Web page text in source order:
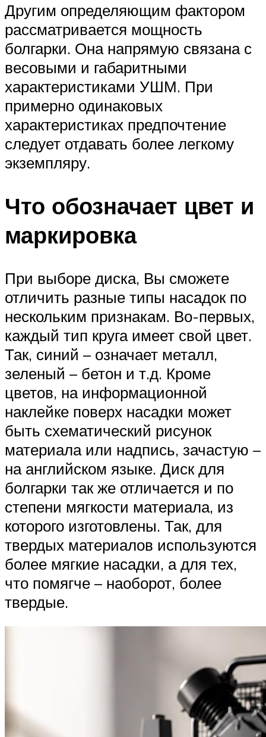
Другим определяющим фактором
рассматривается мощность
болгарки. Она напрямую связана с
весовыми и габаритными
характеристиками УШМ. При
примерно одинаковых
характеристиках предпочтение
следует отдавать более легкому
экземпляру.
Что обозначает цвет и
маркировка
При выборе диска, Вы сможете
отличить разные типы насадок по
нескольким признакам. Во-первых,
каждый тип круга имеет свой цвет.
Так, синий – означает металл,
зеленый – бетон и т.д. Кроме
цветов, на информационной
наклейке поверх насадки может
быть схематический рисунок
материала или надпись, зачастую –
на английском языке. Диск для
болгарки так же отличается и по
степени мягкости материала, из
которого изготовлены. Так, для
твердых материалов используются
более мягкие насадки, а для тех,
что помягче – наоборот, более
твердые.